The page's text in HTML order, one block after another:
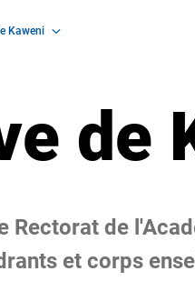
Kaweni
de
Rectorat de
et corps